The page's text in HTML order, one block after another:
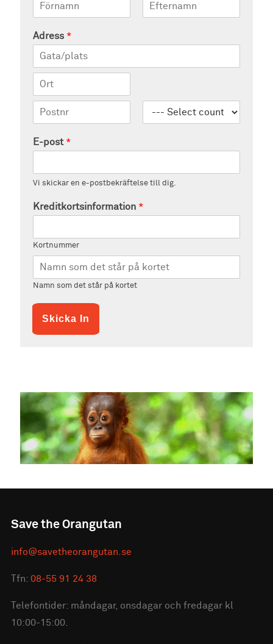
Adress *
Adress
Stad
E-post *
Vi skickar en e-postbekräftelse till dig.
Kreditkortsinformation *
Kortnummer
Namn som det står på kortet
Skicka In
Save the Orangutan
info@savetheorangutan.se
Tfn: 08-55 91 24 38
Telefontider: måndagar, onsdagar och fredagar kl
10:00-15:00.